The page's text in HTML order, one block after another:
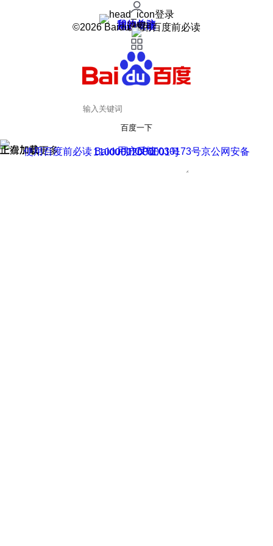
登录
我的关注
我的收藏
皮肤中心
用户反馈
设置
©2026 Baidu 使用百度前必读
百度一下
正在加载
上滑加载更多 用户反馈
使用百度前必读 Baidu 京ICP证030173号
京公网安备11000002000001号